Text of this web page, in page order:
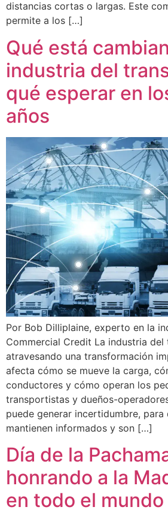
distancias cortas o largas. Este
permite a los […]
Qué está
industria del
qué esperar en
años
Por Bob Dilliplaine, experto en la
Commercial Credit La industria
atravesando una transformación
afecta cómo se mueve la carga,
conductores y cómo operan los
transportistas y dueños-
puede generar incertidumbre, para
mantienen informados y son […]
Día de la
honrando a la
en todo el mundo